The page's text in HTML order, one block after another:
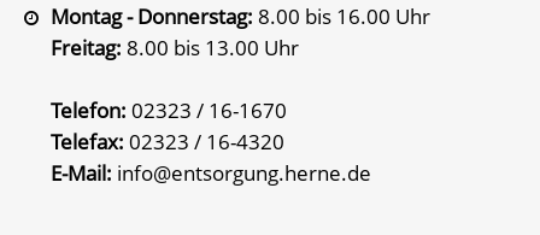
Montag - Donnerstag: 8.00 bis 16.00 Uhr
Freitag: 8.00 bis 13.00 Uhr
Telefon: 02323 / 16-1670
Telefax: 02323 / 16-4320
E-Mail: info@entsorgung.herne.de